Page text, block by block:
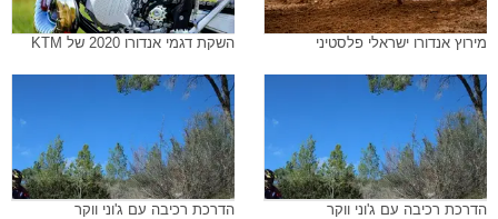
מירוץ אנדורו ישראלי פלסטיני השקת דגמי אנדורו 2020 של KTM
הדרכת רכיבה עם ג'וני ווקר הדרכת רכיבה עם ג'וני ווקר